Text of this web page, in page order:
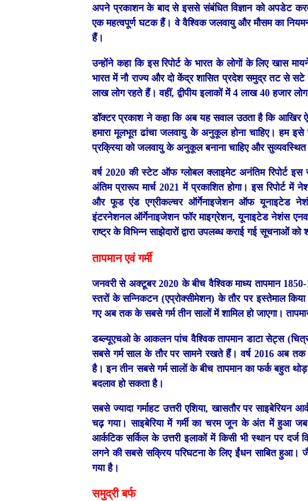
अपने प्रकाशन के बाद से इससे संबंधित विज्ञान को अपडेट करती
एक महत्वपूर्ण घटक हैं। वे वैश्विक जलवायु और मौसम का
हैं।
उन्होंने कहा कि इस रिपोर्ट के भारत के लोगों के लिए खास
भारत में नौ राज्य और दो केंद्र शासित प्रदेश समुद्र तट से
लाख लोग रहते हैं। वहीं, द्वीपीय इलाकों में 4 लाख 40 हजार
डॉक्‍टर प्रकाश ने कहा कि अब यह सवाल उठता है कि आखिर
हमारा मूलभूत ढांचा जलवायु के अनुकूल होना चाहिए। हम
प्रक्रिया को जलवायु के अनुकूल बनाना चाहिए और
वर्ष 2020 की स्टेट ऑफ ग्लोबल क्लाइमेट अनंतिम रिपोर्ट
अंतिम प्रारूप मार्च 2021 में प्रकाशित होगा। इस रिपोर्ट
और फूड एंड एग्रीकल्चर ऑर्गेनाइजेशन ऑफ यूनाइटेड
इंटरनेशनल ऑर्गेनाइजेशन फॉर माइग्रेशन, यूनाइटेड नेशंस
राष्ट्र के विभिन्न साझेदारों द्वारा उपलब्ध कराई गई सूचनाओं को
तापमान एवं गर्मी
जनवरी से अक्टूबर 2020 के बीच वैश्विक माध्य तापमान
स्तरों के सन्निकटन (एप्रोक्सीमेशन) के तौर पर इस्तेमाल
गए अब तक के सबसे गर्म तीन सालों में शामिल हो जाएगा।
डब्ल्यूएचओ के आकलन पांच वैश्विक तापमान डाटा सेट्स
सबसे गर्म साल के तौर पर सामने रखते हैं। वर्ष 2016 अब तक
है। इन तीन सबसे गर्म सालों के बीच तापमान का फर्क बहुत
बदलाव हो सकता है।
सबसे ज्यादा गर्माहट उत्तरी एशिया, खासतौर पर
चढ़ गया। साइबेरिया में गर्मी का चरम जून के अंत में हुआ
आर्कटिक सर्किल के उत्तरी इलाकों में किसी भी स्थान पर
लगने की सबसे सक्रिय परिघटना के लिए ईंधन साबित हुआ।
गया है।
समुद्री बर्फ